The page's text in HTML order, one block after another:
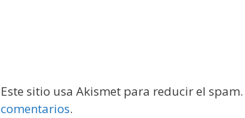
Este sitio usa Akismet para reducir el spam.
comentarios.